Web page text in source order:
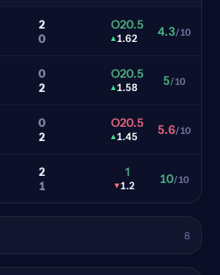
2
0
O20.5
▴1.62 4.3/10
0
2
O20.5
▴1.58 5/10
0
2
O20.5
▴1.45 5.6/10
2
1
1
▾1.2 10/10
8